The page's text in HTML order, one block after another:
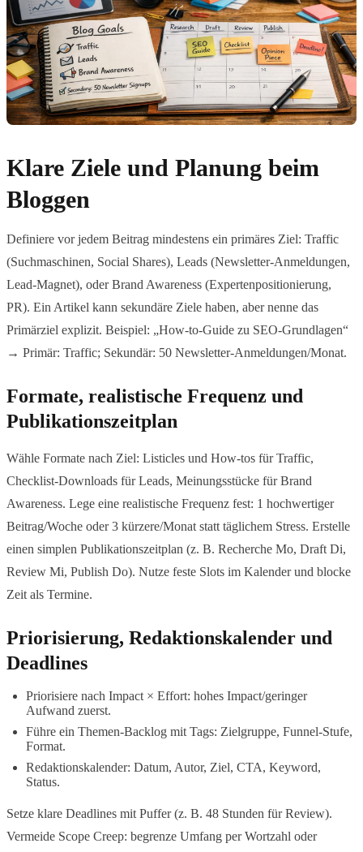
Klare Ziele und Planung beim
Bloggen
Definiere vor jedem Beitrag mindestens ein primäres Ziel: Traffic
(Suchmaschinen, Social Shares), Leads (Newsletter-Anmeldungen,
Lead-Magnet), oder Brand Awareness (Expertenpositionierung,
PR). Ein Artikel kann sekundäre Ziele haben, aber nenne das
Primärziel explizit. Beispiel: „How-to-Guide zu SEO-Grundlagen“
→ Primär: Traffic; Sekundär: 50 Newsletter-Anmeldungen/Monat.
Formate, realistische Frequenz und
Publikationszeitplan
Wähle Formate nach Ziel: Listicles und How-tos für Traffic,
Checklist-Downloads für Leads, Meinungsstücke für Brand
Awareness. Lege eine realistische Frequenz fest: 1 hochwertiger
Beitrag/Woche oder 3 kürzere/Monat statt täglichem Stress. Erstelle
einen simplen Publikationszeitplan (z. B. Recherche Mo, Draft Di,
Review Mi, Publish Do). Nutze feste Slots im Kalender und blocke
Zeit als Termine.
Priorisierung, Redaktionskalender und
Deadlines
Priorisiere nach Impact × Effort: hohes Impact/geringer
Aufwand zuerst.
Führe ein Themen-Backlog mit Tags: Zielgruppe, Funnel-Stufe,
Format.
Redaktionskalender: Datum, Autor, Ziel, CTA, Keyword,
Status.
Setze klare Deadlines mit Puffer (z. B. 48 Stunden für Review).
Vermeide Scope Creep: begrenze Umfang per Wortzahl oder